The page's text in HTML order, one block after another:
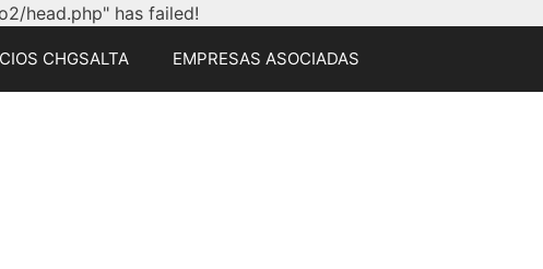
head.php" has failed!
CHGSALTA EMPRESAS ASOCIADAS